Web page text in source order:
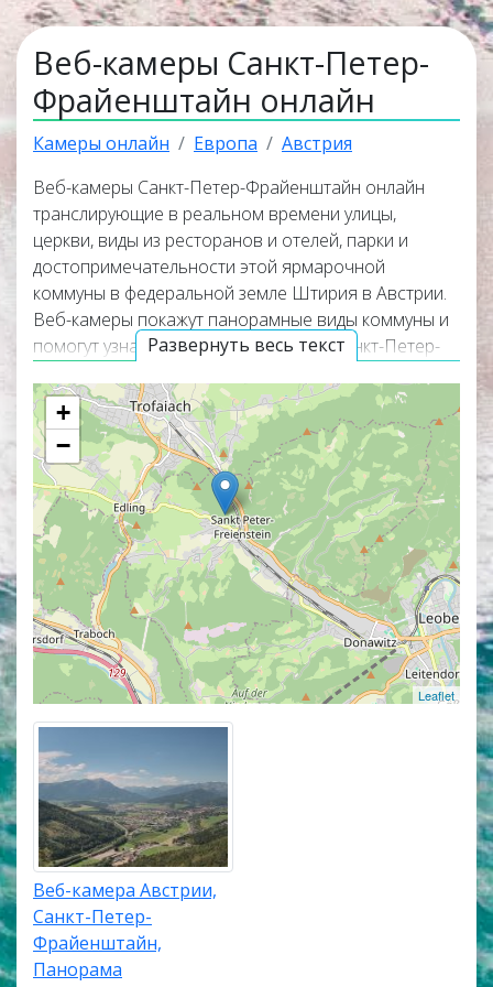
Веб-камеры Санкт-Петер-
Фрайенштайн онлайн
Камеры онлайн Европа Австрия
Развернуть весь текст
Веб-камеры Санкт-Петер-Фрайенштайн онлайн
транслирующие в реальном времени улицы,
церкви, виды из ресторанов и отелей, парки и
достопримечательности этой ярмарочной
коммуны в федеральной земле Штирия в Австрии.
Веб-камеры покажут панорамные виды коммуны и
помогут узнать актуальную погоду в Санкт-Петер-
Веб-камеры работают в прямом эфире, а
некоторые из них транслируют изображение со
звуком. Популярные трансляции располагаются в
верхней части списка веб-камер. Карта онлайн
веб-камер покажет точное местоположение
каждой веб-камеры в Санкт-Петер-Фрайенштайн.
+
−
Leaflet
Веб-камера Австрии,
Санкт-Петер-
Фрайенштайн,
Панорама